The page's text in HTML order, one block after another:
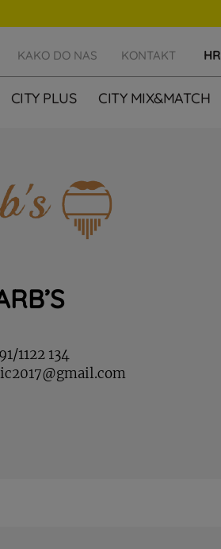
KAKO DO NAS KONTAKT HR
CITY PLUS CITY MIX&MATCH
1122 134